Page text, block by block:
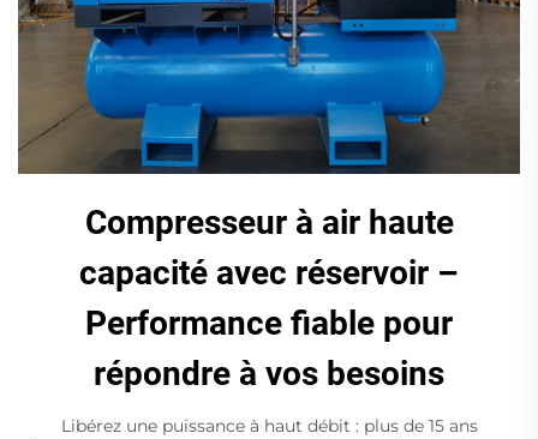
Compresseur à air haute
capacité avec réservoir –
Performance fiable pour
répondre à vos besoins
Libérez une puissance à haut débit : plus de 15 ans